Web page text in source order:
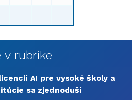
- - -
v rubrike
AI pre vysoké školy a
sa zjednoduší